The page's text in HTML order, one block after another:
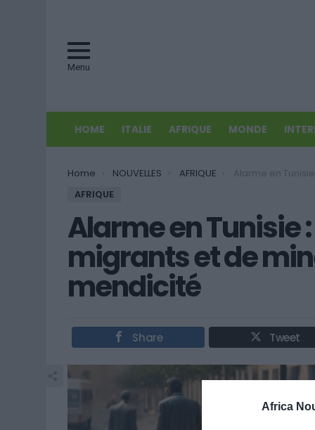
Africa
Menu
HOME ITALIE AFRIQUE MONDE
You are here:
Home NOUVELLES AFRIQUE
Alarme en Tunisie : Exploitation de
AFRIQUE
Alarme en Tunisie
migrants et de
mendicité
Share Tweet